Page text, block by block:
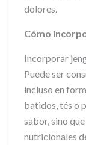
dolores.
Cómo
Incorporar
Puede ser
incluso en
batidos, tés o
sabor, sino
nutricionales